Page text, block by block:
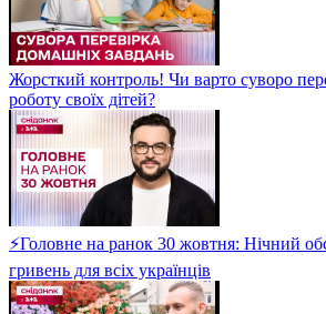
Жорсткий контроль! Чи варто суворо
роботу своїх дітей?
⚡Головне на ранок 30 жовтня: Нічний
гривень для всіх українців